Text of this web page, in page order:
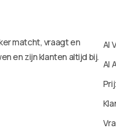
matcht, vraagt en
en zijn klanten altijd bij.
AI
AI